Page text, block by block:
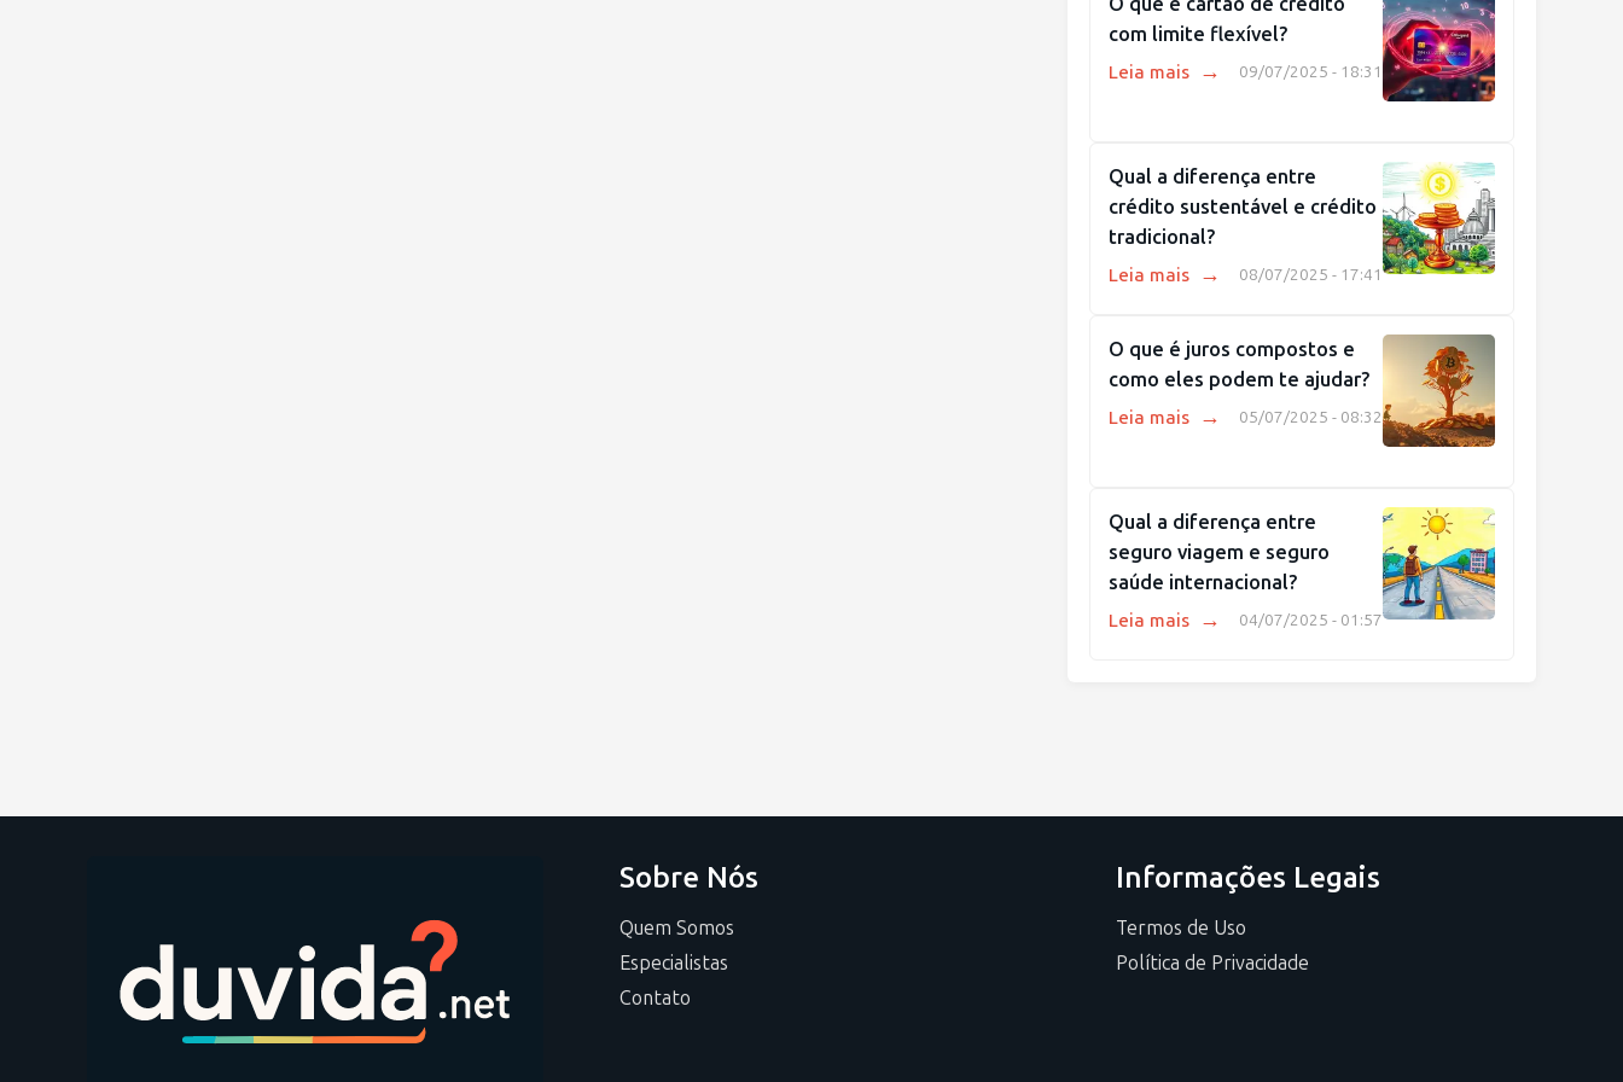
com limite flexível?
09/07/2025 - 18:31
Leia mais →
Qual a diferença entre
crédito sustentável e crédito
tradicional?
08/07/2025 - 17:41
Leia mais →
O que é juros compostos e
como eles podem te ajudar?
05/07/2025 - 08:32
Leia mais →
Qual a diferença entre
seguro viagem e seguro
saúde internacional?
04/07/2025 - 01:57
Leia mais →
Sobre Nós
Quem Somos
Especialistas
Contato
Informações Legais
Termos de Uso
Política de Privacidade